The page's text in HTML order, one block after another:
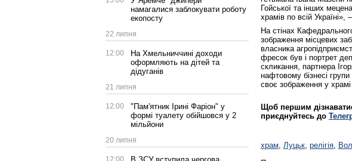
намагалися заблокувати роботу
екопосту
22 липня
12:00
На Хмельниччині доходи
оформляють на дітей та
дідуганів
21 липня
12:00
"Пам'ятник Ірині Фаріон" у
формі туалету обійшовся у 2
мільйони
20 липня
12:00
Гойської та інших
храмів по всій Україні»,
На стінах
зображення місцевих
власника
фресок був і портрет
скликання, партнера
нафтовому бізнесі
своє зображення у
Щоб першим
приєднуйтесь до
храм, Луцьк, релігія,